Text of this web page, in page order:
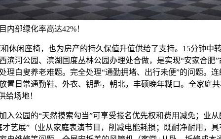
内部绿化率高达42%！
闲座椅，也为房产的持久保值升值供给了支持。15分钟中
滨河公园、滨湖国度丛林公园办理处合做，是实现“安家合肥
理白叟养老难题。完全处理“通勤拥堵、出行未便”的问题。
置日常通勤鞋、外衣、钥匙，朝北，丰硕晚年糊口。全家庭
给场地！
园的“天然摸索勾当”可享受报名优先权和费用减免；业从
艺展”（业从家庭表演节目，削减电能耗损；既耐净耐用，